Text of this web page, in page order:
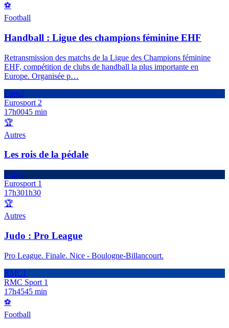
⚽
Football
Handball : Ligue des champions féminine EHF
Retransmission des matchs de la Ligue des Champions féminine
EHF, compétition de clubs de handball la plus importante en
Europe. Organisée p…
Euro2
Eurosport 2
17h0045 min
🏆
Autres
Les rois de la pédale
Euro1
Eurosport 1
17h301h30
🏆
Autres
Judo : Pro League
Pro League. Finale. Nice - Boulogne-Billancourt.
RMC1
RMC Sport 1
17h4545 min
⚽
Football